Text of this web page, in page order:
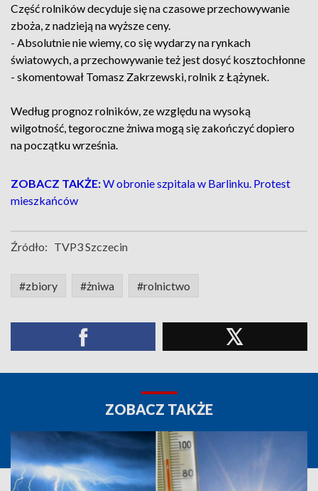
Część rolników decyduje się na czasowe przechowywanie
zboża, z nadzieją na wyższe ceny.
- Absolutnie nie wiemy, co się wydarzy na rynkach
światowych, a przechowywanie też jest dosyć kosztochłonne
- skomentował Tomasz Zakrzewski, rolnik z Łążynek.
Według prognoz rolników, ze względu na wysoką
wilgotność, tegoroczne żniwa mogą się zakończyć dopiero
na początku września.
ZOBACZ TAKŻE:W obronie szpitala w Barlinku. Protest
mieszkańców
Źródło: TVP3 Szczecin
#zbiory #żniwa #rolnictwo
ZOBACZ TAKŻE